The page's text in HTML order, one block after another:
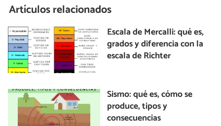
Artículos relacionados
Escala de Mercalli: qué es,
grados y diferencia con la
escala de Richter
Sismo: qué es, cómo se
produce, tipos y
consecuencias